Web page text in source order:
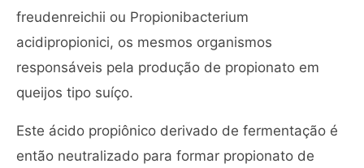
freudenreichii ou Propionibacterium
acidipropionici, os mesmos organismos
responsáveis pela produção de propionato em
queijos tipo suíço.
Este ácido propiônico derivado de fermentação é
então neutralizado para formar propionato de